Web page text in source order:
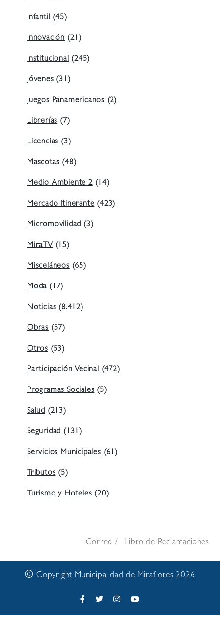
Infantil (45)
Innovación (21)
Institucional (245)
Jóvenes (31)
Juegos Panamericanos (2)
Librerías (7)
Licencias (3)
Mascotas (48)
Medio Ambiente 2(14)
Mercado Itinerante (423)
Micromovilidad (3)
MiraTV (15)
Misceláneos (65)
Moda (17)
Noticias (8.412)
Obras (57)
Otros (53)
Participación Vecinal (472)
Programas Sociales (5)
Salud (213)
Seguridad (131)
Servicios Municipales (61)
Tributos (5)
Turismo y Hoteles (20)
Correo Libro de Reclamaciones
© Copyright Municipalidad de Miraflores 2026